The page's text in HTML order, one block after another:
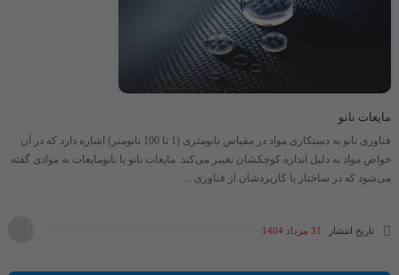
مایعات نانو
فناوری نانو به دستکاری مواد در مقیاس نانومتری (1 تا 100 نانومتر) اشاره دارد که در آن
خواص مواد به دلیل اندازه کوچکشان تغییر می‌کند. مایعات نانو یا نانومایعات به موادی گفته
می‌شود که در ساختار یا کاربردشان از فناوری ...
تاریخ انتشار 31 مرداد 1404